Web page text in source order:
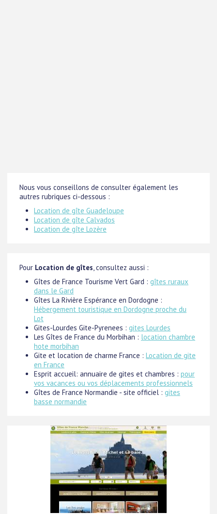
Nous vous conseillons de consulter également les
autres rubriques ci-dessous :
Location de gîte Guadeloupe
Location de gîte Calvados
Location de gîte Lozère
Pour Location de gîtes , consultez aussi :
Gîtes de France Tourisme Vert Gard : gîtes ruraux
dans le Gard
Gîtes La Rivière Espérance en Dordogne :
Hébergement touristique en Dordogne proche du
Lot
Gites-Lourdes Gite-Pyrenees : gites Lourdes
Les Gîtes de France du Morbihan : location chambre
hote morbihan
Gite et location de charme France : Location de gite
en France
Esprit accueil: annuaire de gites et chambres : pour
vos vacances ou vos déplacements professionnels
Gîtes de France Normandie - site officiel : gites
basse normandie